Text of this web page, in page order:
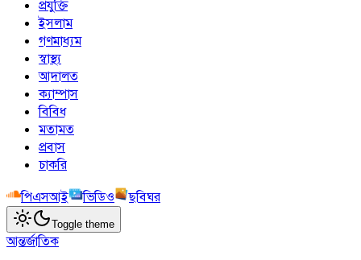
প্রযুক্তি
ইসলাম
গণমাধ্যম
স্বাস্থ্য
আদালত
ক্যাম্পাস
বিবিধ
মতামত
প্রবাস
চাকরি
পিএসআই
ভিডিও ছবিঘর
Toggle theme
আন্তর্জাতিক